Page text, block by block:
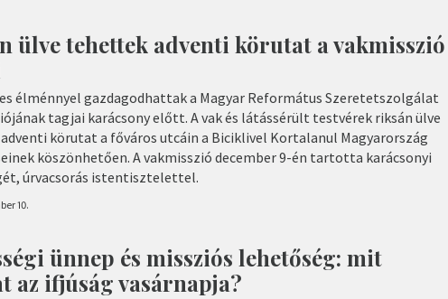
ülve tehettek adventi körutat a vakmisszió
élménnyel gazdagodhattak a Magyar Református Szeretetszolgálat
tagjai karácsony előtt. A vak és látássérült testvérek riksán ülve
körutat a főváros utcáin a Biciklivel Kortalanul Magyarország
köszönhetően. A vakmisszió december 9-én tartotta karácsonyi
úrvacsorás istentisztelettel.
10.
ünnep és missziós lehetőség: mit
az ifjúság vasárnapja?